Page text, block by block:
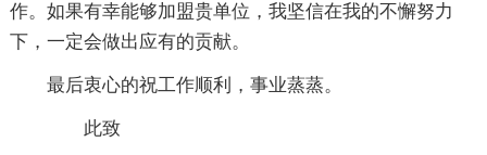
作。如果有幸能够加盟贵单位，我坚信在我的不懈努力
下，一定会做出应有的贡献。
最后衷心的祝工作顺利，事业蒸蒸。
此致